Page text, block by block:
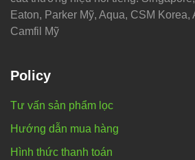
Eaton, Parker Mỹ, Aqua, CSM Korea,
Camfil Mỹ
Policy
Tư vấn sản phẩm lọc
Hướng dẫn mua hàng
Hình thức thanh toán